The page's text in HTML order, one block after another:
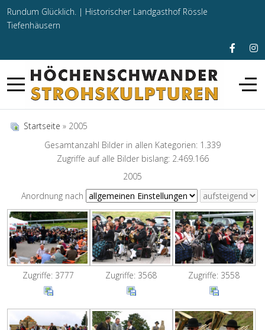
Rundum Glücklich. | Historischer Landgasthof Rössle
Tiefenhäusern
Startseite » 2005
Gesamtanzahl Bilder in allen Kategorien: 1.339
Zugriffe auf alle Bilder bislang: 2.469.166
2005
Anordnung nach
Zugriffe: 3777 Zugriffe: 3568 Zugriffe: 3558